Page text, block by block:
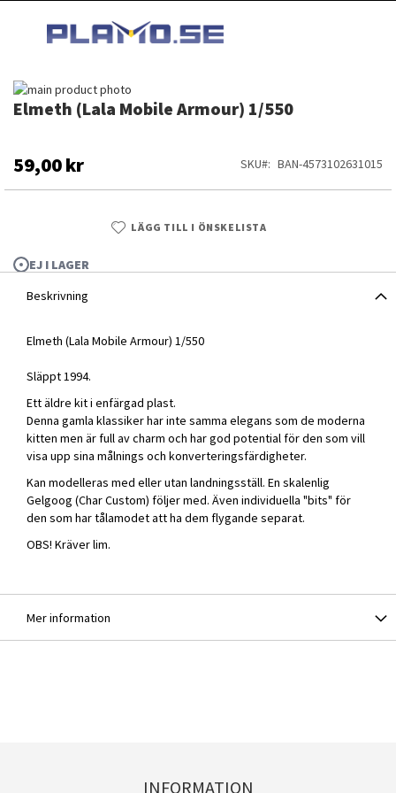
INNEHÅLLET
Elmeth (Lala Mobile Armour) 1/550
59,00 kr SKU BAN-4573102631015
LÄGG TILL I ÖNSKELISTA
EJ I LAGER
Hoppa
till
bildgalleriet
Hoppa
av
bildgalleriet
Beskrivning
Elmeth (Lala Mobile Armour) 1/550
Släppt 1994.
Ett äldre kit i enfärgad plast.
Denna gamla klassiker har inte samma elegans som de moderna
kitten men är full av charm och har god potential för den som vill
visa upp sina målnings och konverteringsfärdigheter.
Kan modelleras med eller utan landningsställ. En skalenlig
Gelgoog (Char Custom) följer med. Även individuella "bits" för
den som har tålamodet att ha dem flygande separat.
OBS! Kräver lim.
Mer information
INFORMATION